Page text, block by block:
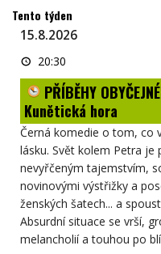
Tento týden
15.8.2026
PŘÍBĚHY
OBYČEJNÉHO
ŠÍLENSTVÍ
krytá
scéna
Kunětická
hora
20:30
PŘÍBĚHY
Kunětická hora
Černá komedie o tom, co
lásku. Svět kolem Petra je
nevyřčeným tajemstvím,
novinovými výstřižky a
ženských šatech... a
Absurdní situace se vrší,
melancholií a touhou po